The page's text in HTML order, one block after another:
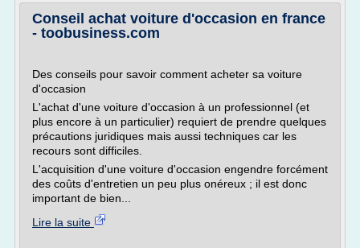
Conseil achat voiture d'occasion en france
- toobusiness.com
Des conseils pour savoir comment acheter sa voiture
d'occasion
L'achat d'une voiture d'occasion à un professionnel (et
plus encore à un particulier) requiert de prendre quelques
précautions juridiques mais aussi techniques car les
recours sont difficiles.
L'acquisition d'une voiture d'occasion engendre forcément
des coûts d'entretien un peu plus onéreux ; il est donc
important de bien...
Lire la suite